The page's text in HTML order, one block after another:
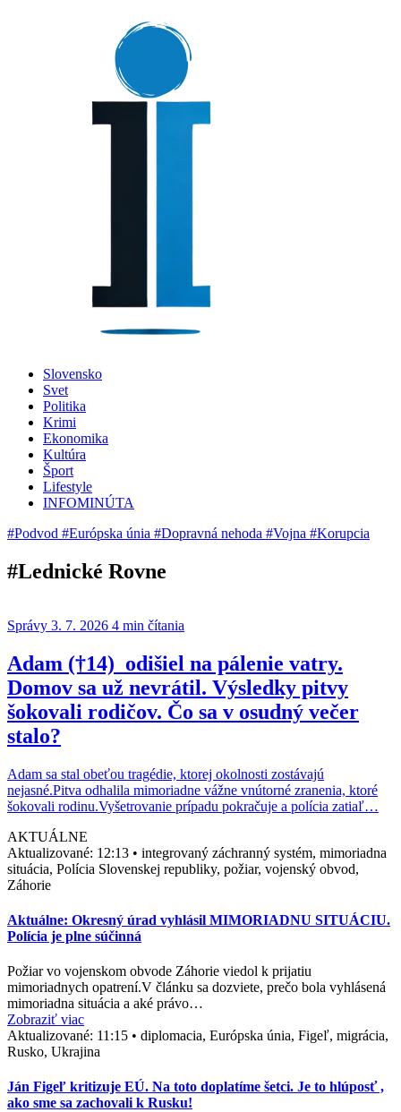
Slovensko
Svet
Politika
Krimi
Ekonomika
Kultúra
Šport
Lifestyle
INFOMINÚTA
#Podvod #Európska únia #Dopravná nehoda #Vojna #Korupcia
#Lednické Rovne
Správy 3. 7. 2026 4 min čítania
Adam (†14) odišiel na pálenie vatry.
Domov sa už nevrátil. Výsledky pitvy
šokovali rodičov. Čo sa v osudný večer
stalo?
Adam sa stal obeťou tragédie, ktorej okolnosti zostávajú
nejasné.Pitva odhalila mimoriadne vážne vnútorné zranenia, ktoré
šokovali rodinu.Vyšetrovanie prípadu pokračuje a polícia zatiaľ…
AKTUÁLNE
Aktualizované: 12:13 • integrovaný záchranný systém, mimoriadna
situácia, Polícia Slovenskej republiky, požiar, vojenský obvod,
Záhorie
Aktuálne: Okresný úrad vyhlásil MIMORIADNU SITUÁCIU.
Polícia je plne súčinná
Požiar vo vojenskom obvode Záhorie viedol k prijatiu
mimoriadnych opatrení.V článku sa dozviete, prečo bola vyhlásená
mimoriadna situácia a aké právo…
Zobraziť viac
Aktualizované: 11:15 • diplomacia, Európska únia, Figeľ, migrácia,
Rusko, Ukrajina
Ján Figeľ kritizuje EÚ. Na toto doplatíme šetci. Je to hlúposť ,
ako sme sa zachovali k Rusku!